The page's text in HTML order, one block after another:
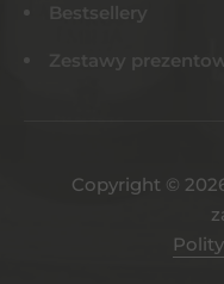
Bestsellery
Zestawy
Copyright ©